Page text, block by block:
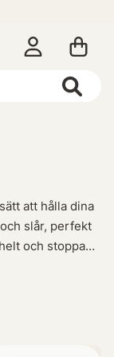
att hålla dina
slår, perfekt
och stoppa
Oavsett om
ordentligt.